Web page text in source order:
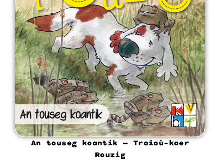
An touseg koantik – Troioù-kaer
Rouzig